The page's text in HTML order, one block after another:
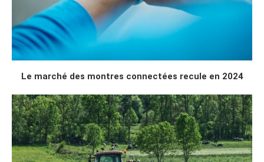
Le marché des montres connectées recule en 2024